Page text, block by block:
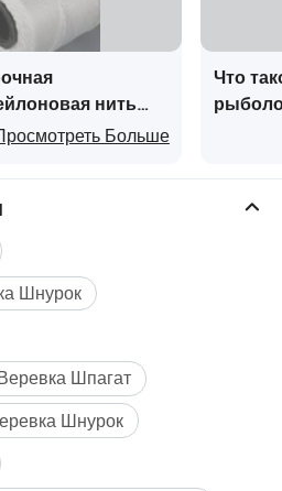
нить
на
Больше
Что
Шнурок
Шпагат
Шнурок